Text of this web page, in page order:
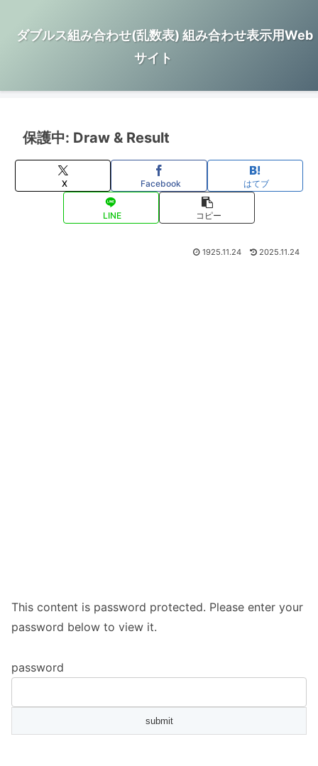
ダブルス組み合わせ(乱数表) 組み合わせ表示用Web
サイト
保護中: Draw & Result
X Facebook はてブ
LINE コピー
1925.11.24 2025.11.24
This content is password protected. Please enter your
password below to view it.
password